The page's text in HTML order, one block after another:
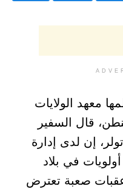
معهد الولايات
قال السفير
إن لدى إدارة
الرئيس الجديد، جو بايدن، 4 أولويات في بلاد
عقبات صعبة تعترض